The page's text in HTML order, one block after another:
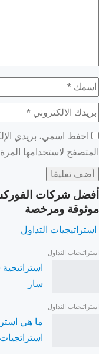
احفظ اسمي، بريدي
المتصفح لاستخدامها
موثوقة ومرخصة
استراتيجيات التداول
استراتيجيات التداول
سار
استراتيجيات التداول
ما هي